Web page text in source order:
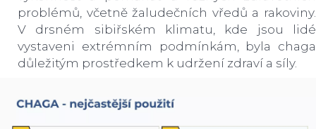
problémů, včetně žaludečních vředů a rakoviny.
V drsném sibiřském klimatu, kde jsou lidé
vystaveni extrémním podmínkám, byla chaga
důležitým prostředkem k udržení zdraví a síly.